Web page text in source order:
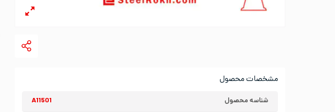
مشخصات محصول
شناسه محصول A11501